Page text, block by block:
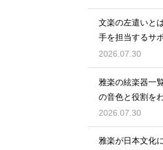
文楽の左遣いと
手を担当するサ
割と鍛錬を解説
2026.07.30
雅楽の絃楽器一
の音色と役割を
2026.07.30
雅楽が日本文化